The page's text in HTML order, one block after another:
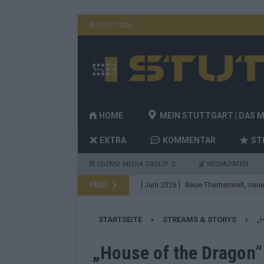
AUGUST 2026
HOME MEIN STUTTGART | DAS
EXTRA KOMMENTAR
COZMO MEDIA GROUP MEDIADATEN
FEED [ Juni 2026 ] Neue Themenwelt,
[ Mai 2026 ] DARA gewinnt
Fazit zum ESC 2026 KOMMENTAR
STARTSEITE STREAMS & STORYS
„House of the